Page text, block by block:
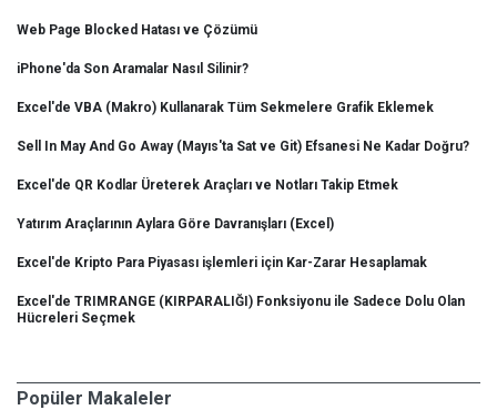
Web Page Blocked Hatası ve Çözümü
iPhone'da Son Aramalar Nasıl Silinir?
Excel'de VBA (Makro) Kullanarak Tüm Sekmelere Grafik Eklemek
Sell In May And Go Away (Mayıs'ta Sat ve Git) Efsanesi Ne Kadar Doğru?
Excel'de QR Kodlar Üreterek Araçları ve Notları Takip Etmek
Yatırım Araçlarının Aylara Göre Davranışları (Excel)
Excel'de Kripto Para Piyasası işlemleri için Kar-Zarar Hesaplamak
Excel'de TRIMRANGE (KIRPARALIĞI) Fonksiyonu ile Sadece Dolu Olan
Hücreleri Seçmek
Popüler Makaleler